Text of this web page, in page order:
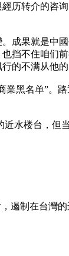
历转介的咨
成果就是中
挡不住咱们
的不满从他的
黑名单”。
近水楼台，但
遏制在台灣